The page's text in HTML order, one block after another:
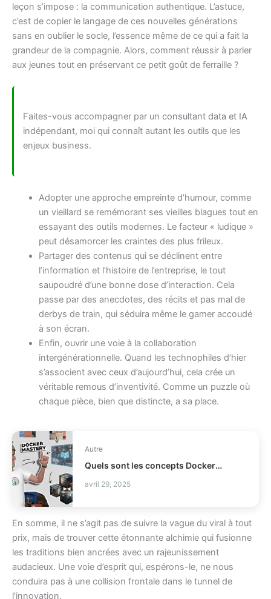
leçon s’impose : la communication authentique. L’astuce,
c’est de copier le langage de ces nouvelles générations
sans en oublier le socle, l’essence même de ce qui a fait la
grandeur de la compagnie. Alors, comment réussir à parler
aux jeunes tout en préservant ce petit goût de ferraille ?
Faites-vous accompagner par un consultant data et IA
indépendant, moi qui connaît autant les outils que les
enjeux business.
Adopter une approche empreinte d’humour, comme
un vieillard se remémorant ses vieilles blagues tout en
essayant des outils modernes. Le facteur « ludique »
peut désamorcer les craintes des plus frileux.
Partager des contenus qui se déclinent entre
l’information et l’histoire de l’entreprise, le tout
saupoudré d’une bonne dose d’interaction. Cela
passe par des anecdotes, des récits et pas mal de
derbys de train, qui séduira même le gamer accoudé
à son écran.
Enfin, ouvrir une voie à la collaboration
intergénérationnelle. Quand les technophiles d’hier
s’associent avec ceux d’aujourd’hui, cela crée un
véritable remous d’inventivité. Comme un puzzle où
chaque pièce, bien que distincte, a sa place.
Autre
Quels sont les concepts Docker essentiels à maîtriser rapidement ?
avril 29, 2025
En somme, il ne s’agit pas de suivre la vague du viral à tout
prix, mais de trouver cette étonnante alchimie qui fusionne
les traditions bien ancrées avec un rajeunissement
audacieux. Une voie d’esprit qui, espérons-le, ne nous
conduira pas à une collision frontale dans le tunnel de
l’innovation.